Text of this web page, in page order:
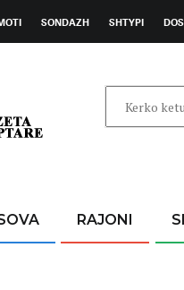
SONDAZH SHTYPI
RAJONI